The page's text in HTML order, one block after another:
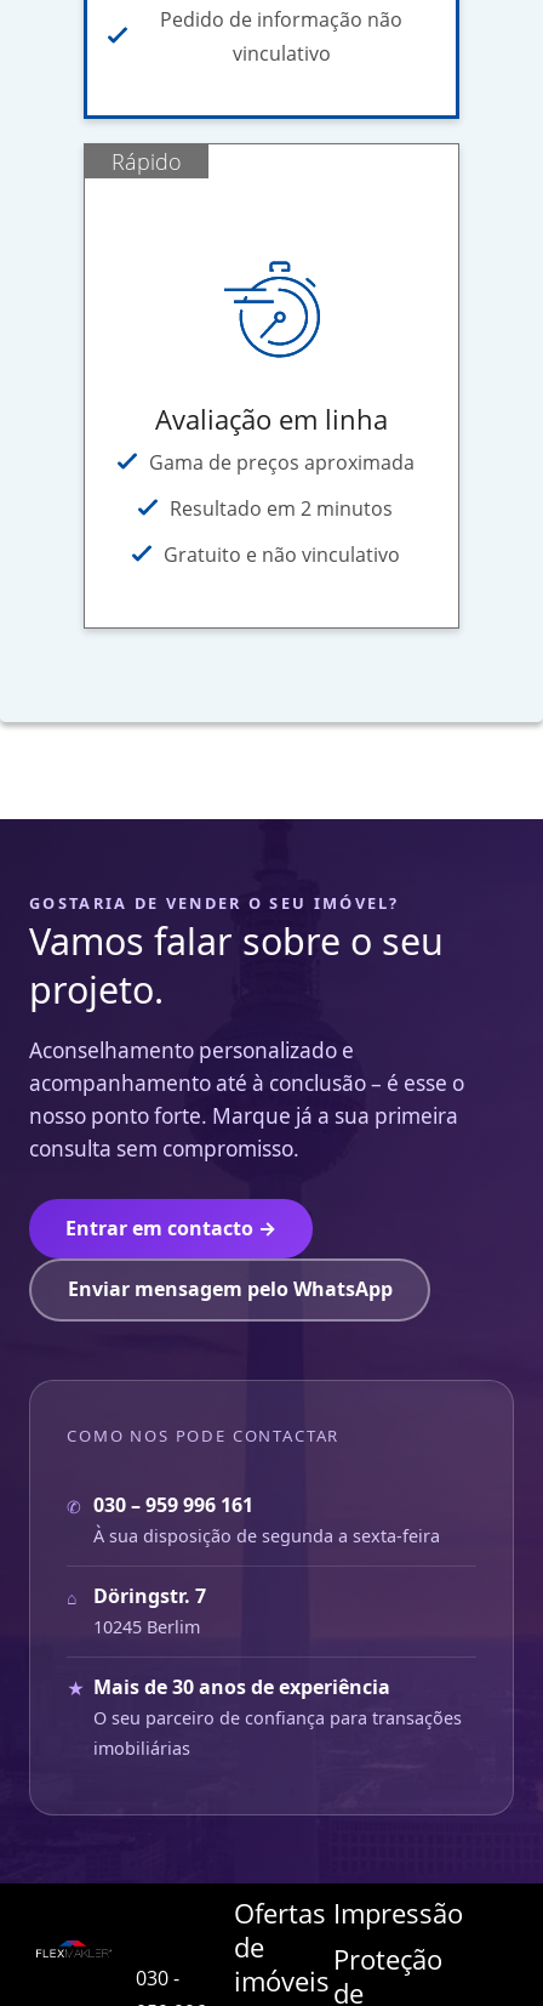
Pedido de informação não
vinculativo
Rápido
Avaliação em linha
Gama de preços aproximada
Resultado em 2 minutos
Gratuito e não vinculativo
GOSTARIA DE VENDER O SEU IMÓVEL?
Vamos falar sobre o seu
projeto.
Aconselhamento personalizado e
acompanhamento até à conclusão – é esse o
nosso ponto forte. Marque já a sua primeira
consulta sem compromisso.
Entrar em contacto →
Enviar mensagem pelo WhatsApp
COMO NOS PODE CONTACTAR
✆ 030 – 959 996 161
À sua disposição de segunda a sexta-feira
⌂ Döringstr. 7
10245 Berlim
★ Mais de 30 anos de experiência
O seu parceiro de confiança para transações
imobiliárias
030 -
Ofertas
de
imóveis
Impressão
Proteção
de